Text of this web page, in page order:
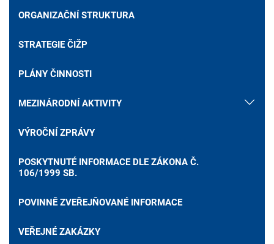
ORGANIZAČNÍ STRUKTURA
STRATEGIE ČIŽP
PLÁNY ČINNOSTI
MEZINÁRODNÍ AKTIVITY
VÝROČNÍ ZPRÁVY
POSKYTNUTÉ INFORMACE DLE ZÁKONA Č.
106/1999 SB.
POVINNĚ ZVEŘEJŇOVANÉ INFORMACE
VEŘEJNÉ ZAKÁZKY